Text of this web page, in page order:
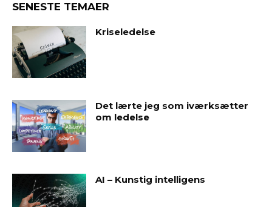
SENESTE TEMAER
Kriseledelse
Det lærte jeg som iværksætter
om ledelse
AI – Kunstig intelligens